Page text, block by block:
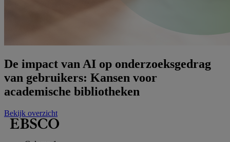
De impact van AI op onderzoeksgedrag
van gebruikers: Kansen voor
academische bibliotheken
Bekijk overzicht